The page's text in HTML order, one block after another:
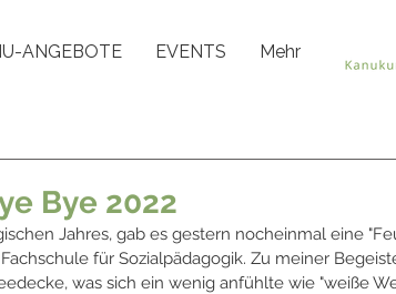
ANGEBOTE EVENTS Mehr
Bye 2022
Jahres, gab es gestern nocheinmal eine
für Sozialpädagogik. Zu meiner
was sich ein wenig anfühlte wie "weiße